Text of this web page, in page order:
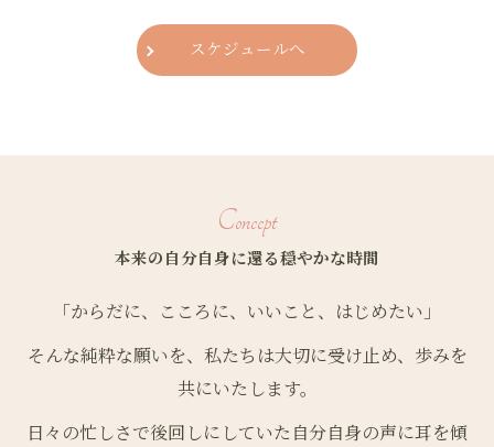
スケジュールへ
本来の自分自身に還る穏やかな時間
Concept
「からだに、こころに、いいこと、はじめたい」
そんな純粋な願いを、私たちは大切に受け止め、歩みを
共にいたします。
日々の忙しさで後回しにしていた自分自身の声に耳を傾